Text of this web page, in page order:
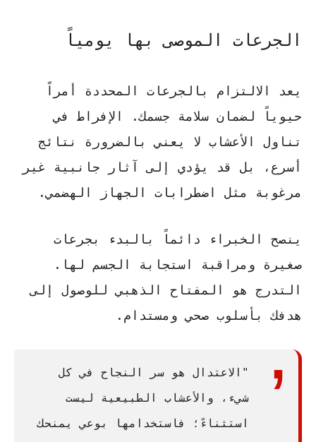
الجرعات الموصى بها يومياً
يعد الالتزام بالجرعات المحددة أمراً
حيوياً لضمان سلامة جسمك.
الإفراط في
تناول الأعشاب لا يعني بالضرورة نتائج
أسرع، بل قد يؤدي إلى آثار جانبية غير
مرغوبة مثل اضطرابات الجهاز الهضمي.
ينصح الخبراء دائماً بالبدء بجرعات
صغيرة ومراقبة استجابة الجسم لها.
التدرج هو المفتاح الذهبي للوصول إلى
هدفك بأسلوب صحي ومستدام.
"الاعتدال هو سر النجاح في كل
شيء، والأعشاب الطبيعية ليست
استثناءً؛ فاستخدامها بوعي يمنحك